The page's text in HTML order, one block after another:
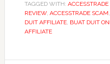
Marketing
Journey
TAGGED WITH:
REVIEW, ACCESSTRADE SCAM,
DUIT AFFILIATE, BUAT DUIT
AFFILIATE